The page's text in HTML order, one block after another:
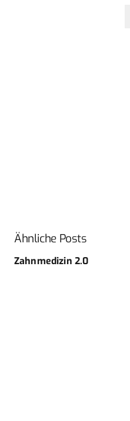
Ähnliche Posts
Zahnmedizin 2.0